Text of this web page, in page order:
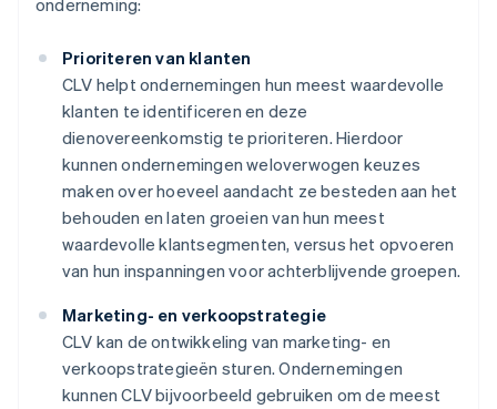
onderneming:
Prioriteren van klanten
CLV helpt ondernemingen hun meest waardevolle
klanten te identificeren en deze
dienovereenkomstig te prioriteren. Hierdoor
kunnen ondernemingen weloverwogen keuzes
maken over hoeveel aandacht ze besteden aan het
behouden en laten groeien van hun meest
waardevolle klantsegmenten, versus het opvoeren
van hun inspanningen voor achterblijvende groepen.
Marketing- en verkoopstrategie
CLV kan de ontwikkeling van marketing- en
verkoopstrategieën sturen. Ondernemingen
kunnen CLV bijvoorbeeld gebruiken om de meest